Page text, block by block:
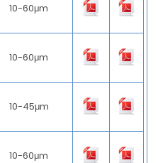
10-60μm
10-60μm
10-45μm
10-60μm